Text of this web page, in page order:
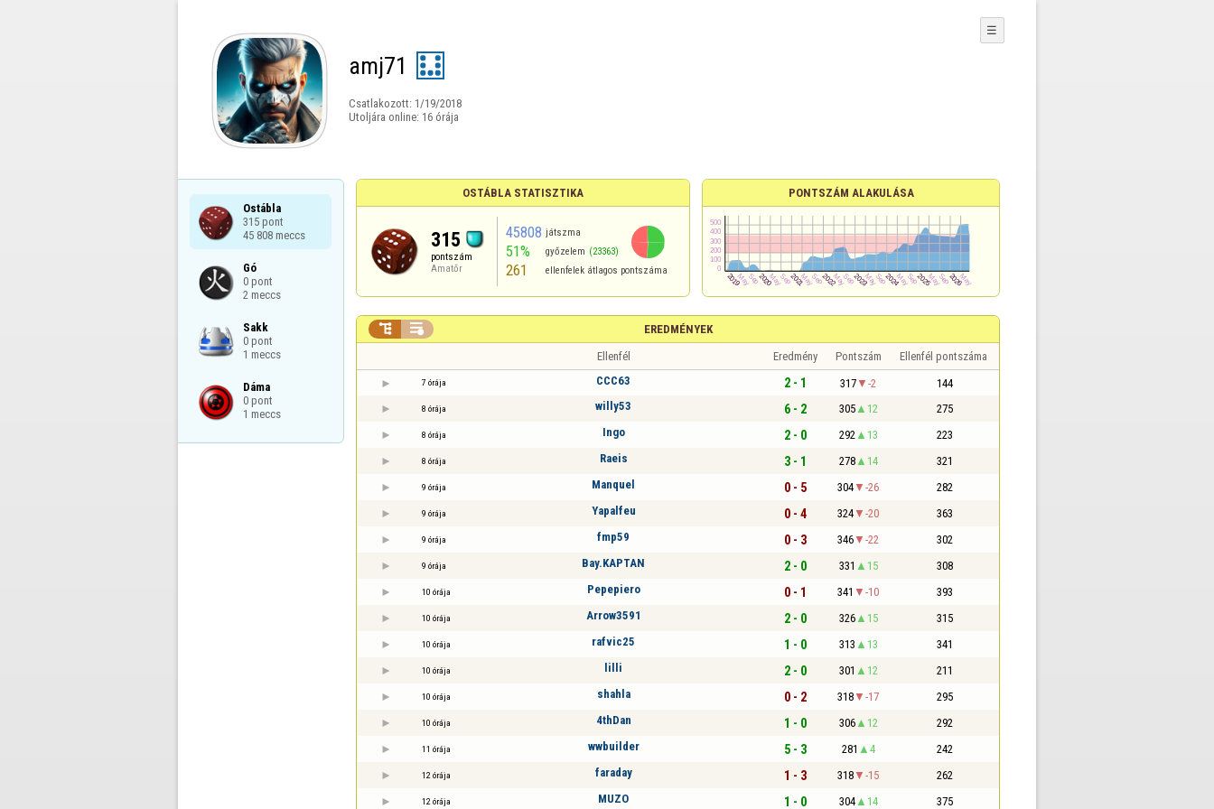
amj71
Csatlakozott: 1/19/2018
Utoljára online: 16 órája
☰
Ostábla
315 pont
45 808 meccs
Gó
0 pont
2 meccs
Sakk
0 pont
1 meccs
Dáma
0 pont
1 meccs
OSTÁBLA STATISZTIKA
315
pontszám
Amatőr
45808 játszma
51% győzelem (23363)
261 ellenfelek átlagos pontszáma
PONTSZÁM ALAKULÁSA
EREDMÉNYEK
 
Ellenfél Eredmény Pontszám Ellenfél pontszáma
7 órája CCC63 2 - 1 317 -2 144
8 órája willy53 6 - 2 305 12 275
8 órája Ingo 2 - 0 292 13 223
8 órája Raeis 3 - 1 278 14 321
9 órája Manquel 0 - 5 304 -26 282
9 órája Yapalfeu 0 - 4 324 -20 363
9 órája fmp59 0 - 3 346 -22 302
9 órája Bay.KAPTAN 2 - 0 331 15 308
10 órája Pepepiero 0 - 1 341 -10 393
10 órája Arrow3591 2 - 0 326 15 315
10 órája rafvic25 1 - 0 313 13 341
10 órája lilli 2 - 0 301 12 211
10 órája shahla 0 - 2 318 -17 295
10 órája 4thDan 1 - 0 306 12 292
11 órája wwbuilder 5 - 3 281 4 242
12 órája faraday 1 - 3 318 -15 262
12 órája MUZO 1 - 0 304 14 375